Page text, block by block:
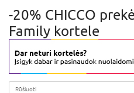
-20% CHICCO
Family kortele
Rūšiuoti